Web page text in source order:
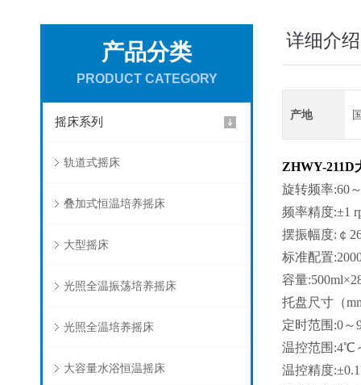
产品分类
PRODUCT CATEGORY
摇床系列
轨道式摇床
叠加式恒温培养摇床
大型摇床
光照全温振荡培养摇床
光照全温培养摇床
大容量水浴恒温摇床
详细介绍
产地
ZHWY-211D
旋转频率:60
频率精度:±1
摆振幅度:￠
标准配置
容量
托盘尺寸（
定时范围:0～
温控范围:4℃
温控精度